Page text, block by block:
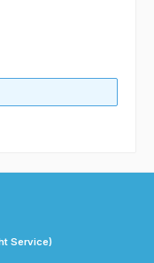
Service)